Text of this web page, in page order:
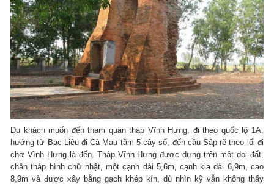
Du khách muốn đến tham quan tháp Vĩnh Hưng, đi theo quốc lộ 1A,
hướng từ Bạc Liêu đi Cà Mau tầm 5 cây số, đến cầu Sập rẽ theo lối đi
chợ Vĩnh Hưng là đến. Tháp Vĩnh Hưng được dựng trên một doi đất,
chân tháp hình chữ nhật, một cạnh dài 5,6m, cạnh kia dài 6,9m, cao
8,9m và được xây bằng gạch khép kín, dù nhìn kỹ vẫn không thấy